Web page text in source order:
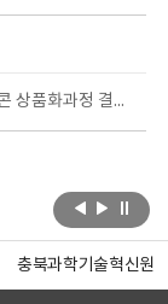
2021 충북콘텐츠코리아랩 캐릭터콘 상품화과정 결과평가회
충북과학기술혁신원